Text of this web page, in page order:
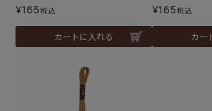
¥165税込
カートに入れる
¥165税込
カー